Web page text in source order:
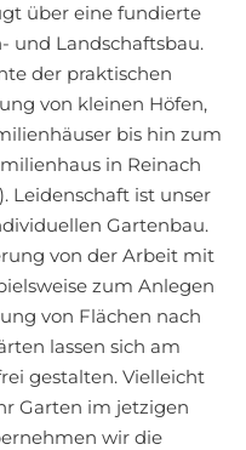
über eine fundierte
und Landschaftsbau.
der praktischen
von kleinen Höfen,
bis hin zum
in Reinach
Leidenschaft ist unser
Gartenbau.
von der Arbeit mit
zum Anlegen
von Flächen nach
lassen sich am
gestalten. Vielleicht
Garten im jetzigen
wir die